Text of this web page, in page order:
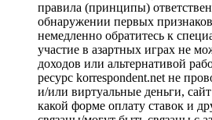
правила (принципы)
обнаружении первых
немедленно обратитесь к
участие в азартных играх не
доходов или альтернативой
ресурс korrespondent.net не
и/или виртуальные деньги,
какой форме оплату ставок и